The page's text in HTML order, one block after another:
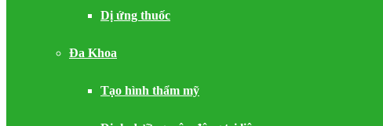
Dị ứng thuốc
Đa Khoa
Tạo hình thẩm mỹ